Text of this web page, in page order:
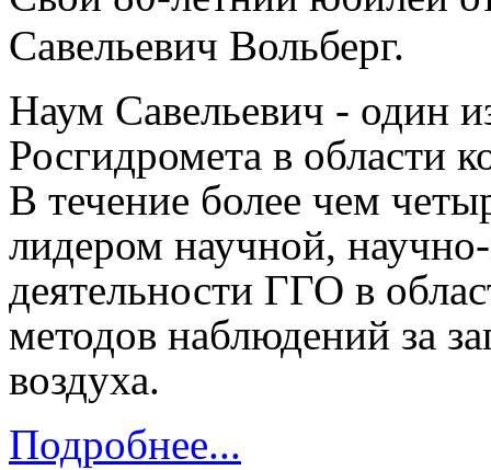
Савельевич Вольберг.
Наум Савельевич - один
Росгидромета в области
В течение более чем
лидером научной,
деятельности ГГО в
методов наблюдений за
воздуха.
Подробнее...